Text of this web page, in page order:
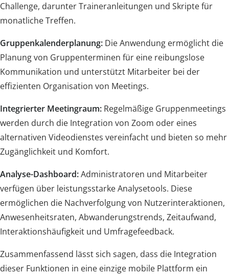
Challenge, darunter Traineranleitungen und Skripte für
monatliche Treffen.
Gruppenkalenderplanung: Die Anwendung ermöglicht die
Planung von Gruppenterminen für eine reibungslose
Kommunikation und unterstützt Mitarbeiter bei der
effizienten Organisation von Meetings.
Integrierter Meetingraum: Regelmäßige Gruppenmeetings
werden durch die Integration von Zoom oder eines
alternativen Videodienstes vereinfacht und bieten so mehr
Zugänglichkeit und Komfort.
Analyse-Dashboard:Administratoren und Mitarbeiter
verfügen über leistungsstarke Analysetools. Diese
ermöglichen die Nachverfolgung von Nutzerinteraktionen,
Anwesenheitsraten, Abwanderungstrends, Zeitaufwand,
Interaktionshäufigkeit und Umfragefeedback.
Zusammenfassend lässt sich sagen, dass die Integration
dieser Funktionen in eine einzige mobile Plattform ein